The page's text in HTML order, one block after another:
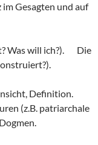
im Gesagten und auf
Was will ich?). Die
Definition.
(z.B. patriarchale